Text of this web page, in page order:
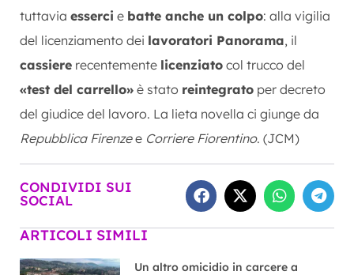
tuttavia esserci e batte anche un colpo: alla vigilia
del licenziamento dei lavoratori Panorama, il
cassiere recentemente licenziato col trucco del
«test del carrello» è stato reintegrato per decreto
del giudice del lavoro. La lieta novella ci giunge da
Repubblica Firenzee Corriere Fiorentino. (JCM)
CONDIVIDI SUI
SOCIAL
ARTICOLI SIMILI
Un altro omicidio in carcere a